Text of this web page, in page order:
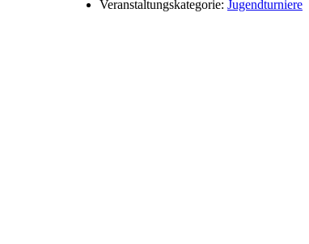
Veranstaltungskategorie: Jugendturniere